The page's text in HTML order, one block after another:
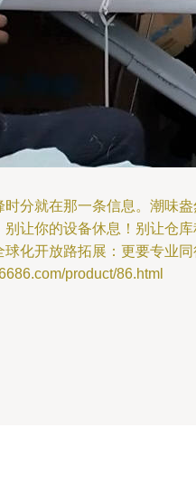
分就在那一条信息。潮味
让你的设备休息！别让仓
化开放路拓展：更要专业
product/86.html